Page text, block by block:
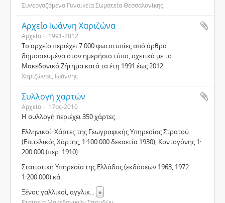
Συνεργαζόμενα Γυναικεία Σωματεία Θεσσαλονίκης
Αρχείο Ιωάννη Χαριζώνα
Αρχείο 1991-2012
Το αρχείο περιέχει 7.000 φωτοτυπίες από άρθρα
δημοσιευμένα στον ημερήσιο τύπο, σχετικά με το
Μακεδονικό Ζήτημα κατά τα έτη 1991 έως 2012.
Χαριζώνας, Ιωάννης
Συλλογή χαρτών
Αρχείο 17ος-2010
Η συλλογή περιέχει 350 χάρτες.
Ελληνικοί: Χάρτες της Γεωγραφικής Υπηρεσίας Στρατού
(Επιτελικός Χάρτης, 1:100.000 δεκαετία 1930), Κοντογόνης 1:
200.000 (περ. 1910)
Στατιστική Υπηρεσία της Ελλάδος (εκδόσεων 1963, 1972
1:200.000) κά.
Ξένοι: γαλλικοί, αγγλικ... »